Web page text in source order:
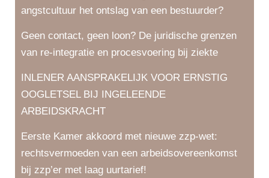
angstcultuur het ontslag van een bestuurder?
Geen contact, geen loon? De juridische grenzen
van re-integratie en procesvoering bij ziekte
INLENER AANSPRAKELIJK VOOR ERNSTIG
OOGLETSEL BIJ INGELEENDE
ARBEIDSKRACHT
Eerste Kamer akkoord met nieuwe zzp-wet:
rechtsvermoeden van een arbeidsovereenkomst
bij zzp’er met laag uurtarief!